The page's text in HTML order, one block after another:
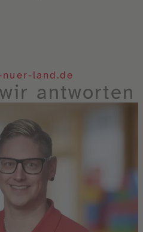
nuer-land.de
antworten